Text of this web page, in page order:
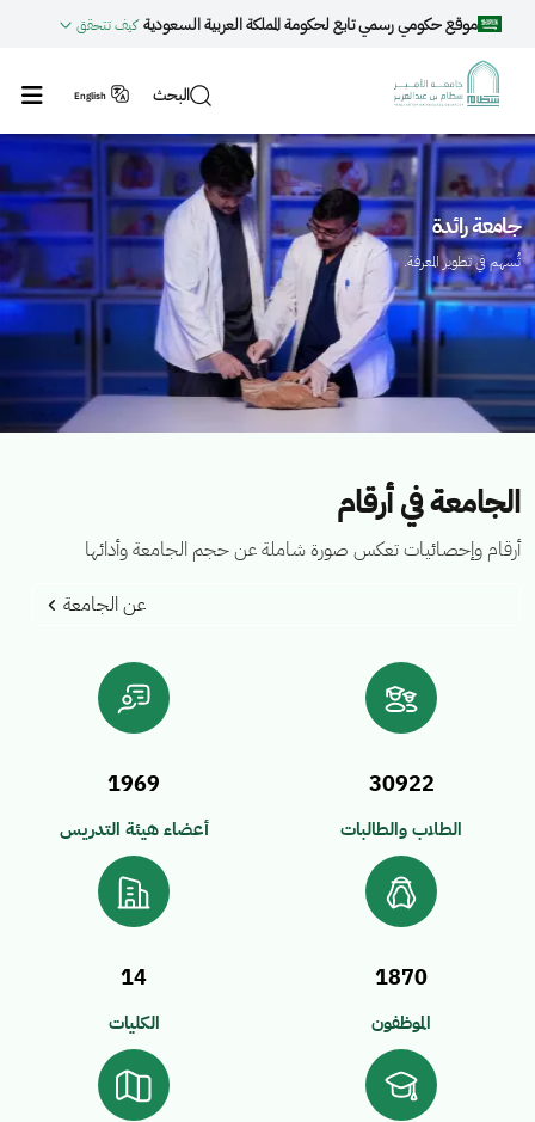
تجاوز إلى المحتوى الرئيسي
موقع حكومي رسمي تابع لحكومة المملكة العربية السعودية كيف تتحقق
البحث English
الصورة
جامعة رائدة
تُسهم في تطوير المعرفة.
الجامعة في أرقام
أرقام وإحصائيات تعكس صورة شاملة عن حجم الجامعة وأدائها
عن الجامعة
30922
الطلاب والطالبات
1969
أعضاء هيئة التدريس
1870
الموظفون
14
الكليات